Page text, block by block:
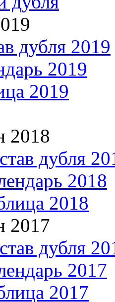
дубля 2019
2019
2019
2018
дубля
2018
2018
2017
дубля
2017
2017